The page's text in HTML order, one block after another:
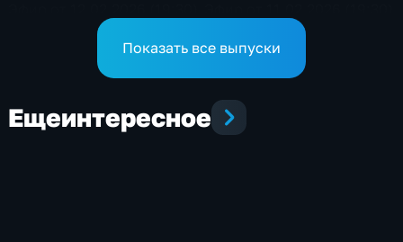
Показать все выпуски
Ещеинтересное